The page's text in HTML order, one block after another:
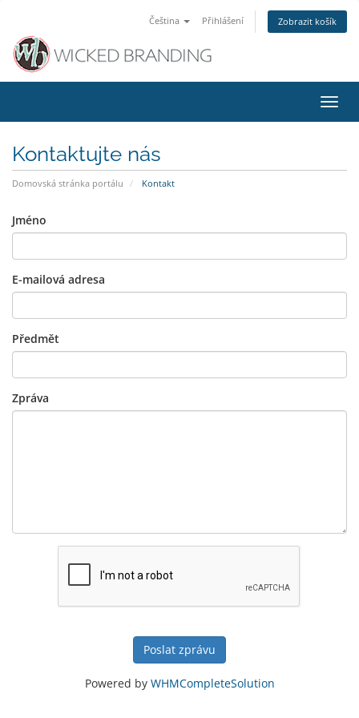
Čeština Přihlášení Zobrazit košík
Kontaktujte nás
Domovská stránka portálu Kontakt
Jméno
E-mailová adresa
Předmět
Zpráva
Poslat zprávu
Powered by WHMCompleteSolution